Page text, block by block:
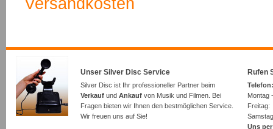
Versandkosten
Unser Silver Disc Service
Silver Disc ist Ihr professioneller Partner beim
Verkauf und Ankauf von Musik und Filmen. Bei
Fragen bieten wir Ihnen den bestmöglichen Service.
Wir freuen uns auf Sie!
Rufen
Montag
Uns